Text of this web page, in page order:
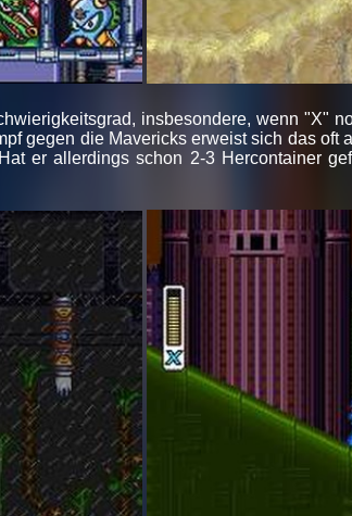
insbesondere, wenn "X"
gegen die Mavericks erweist sich das oft
er allerdings schon 2-3 Hercontainer